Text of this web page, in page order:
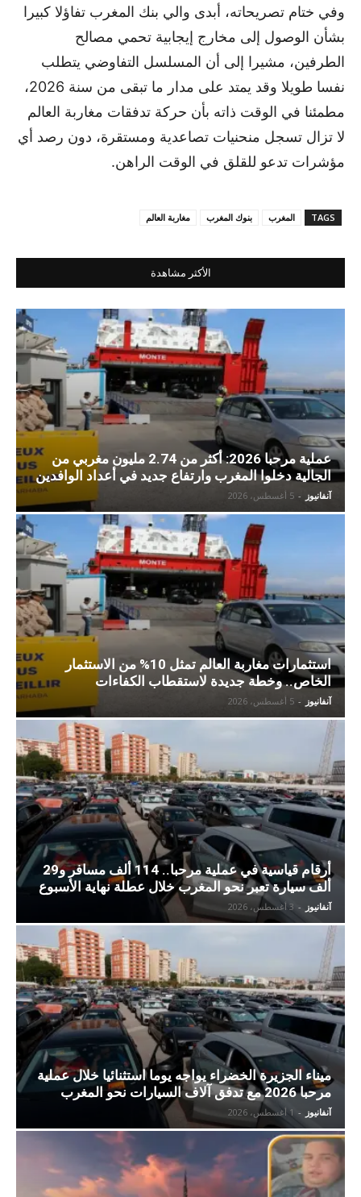
وفي ختام تصريحاته، أبدى والي بنك المغرب تفاؤلا كبيرا
بشأن الوصول إلى مخارج إيجابية تحمي مصالح
الطرفين، مشيرا إلى أن المسلسل التفاوضي يتطلب
نفسا طويلا وقد يمتد على مدار ما تبقى من سنة 2026،
مطمئنا في الوقت ذاته بأن حركة تدفقات مغاربة العالم
لا تزال تسجل منحنيات تصاعدية ومستقرة، دون رصد أي
مؤشرات تدعو للقلق في الوقت الراهن.
TAGS المغرب بنوك المغرب مغاربة العالم
الأكثر مشاهدة
عملية مرحبا 2026: أكثر من 2.74 مليون مغربي من
الجالية دخلوا المغرب وارتفاع جديد في أعداد الوافدين
آنفانيوز - 5 أغسطس، 2026
استثمارات مغاربة العالم تمثل 10% من الاستثمار
الخاص.. وخطة جديدة لاستقطاب الكفاءات
آنفانيوز - 5 أغسطس، 2026
أرقام قياسية في عملية مرحبا.. 114 ألف مسافر و29
ألف سيارة تعبر نحو المغرب خلال عطلة نهاية الأسبوع
آنفانيوز - 3 أغسطس، 2026
ميناء الجزيرة الخضراء يواجه يوما استثنائيا خلال عملية
مرحبا 2026 مع تدفق آلاف السيارات نحو المغرب
آنفانيوز - 1 أغسطس، 2026